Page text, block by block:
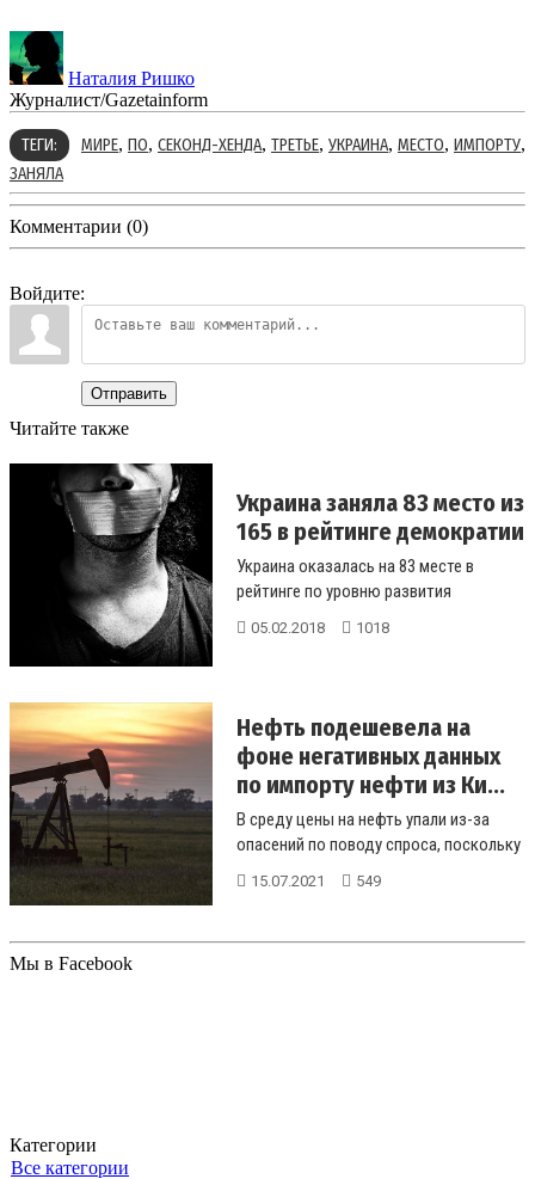
Наталия Ришко
Журналист/Gazetainform
ТЕГИ: МИРЕ, ПО, СЕКОНД-ХЕНДА, ТРЕТЬЕ, УКРАИНА, МЕСТО, ИМПОРТУ,
ЗАНЯЛА
Комментарии (0)
Войдите:
Отправить
Читайте также
Украина заняла 83 место из
165 в рейтинге демократии
Украина оказалась на 83 месте в
рейтинге по уровню развития
демократии. Как оказалось, даже в
05.02.2018 1018
Нефть подешевела на
фоне негативных данных
по импорту нефти из Ки...
В среду цены на нефть упали из-за
опасений по поводу спроса, поскольку
данные из Китая показали паде...
15.07.2021 549
Мы в Facebook
Категории
Все категории